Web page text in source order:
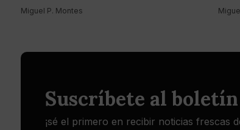
Miguel P. Montes
Suscríbete al boletín
¡sé el primero en recibir noticias frescas